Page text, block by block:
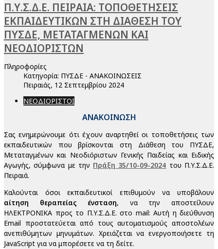
Π.Υ.Σ.Δ.Ε. ΠΕΙΡΑΙΑ: ΤΟΠΟΘΕΤΗΣΕΙΣ
ΕΚΠΑΙΔΕΥΤΙΚΩΝ ΣΤΗ ΔΙΑΘΕΣΗ ΤΟΥ
ΠΥΣΔΕ, ΜΕΤΑΤΑΓΜΕΝΩΝ ΚΑΙ
ΝΕΟΔΙΟΡΙΣΤΩΝ
Πληροφορίες
Κατηγορία: ΠΥΣΔΕ - ΑΝΑΚΟΙΝΩΣΕΙΣ
Πειραιάς, 12 Σεπτεμβρίου 2024
ΝΕΟΔΙΟΡΙΣΤΟΙ
ΑΝΑΚΟΙΝΩΣΗ
Σας ενημερώνουμε ότι έχουν αναρτηθεί οι τοποθετήσεις των
εκπαιδευτικών που βρίσκονται στη Διάθεση του ΠΥΣΔΕ,
Μεταταγμένων και Νεοδιόριστων Γενικής Παιδείας και Ειδικής
Αγωγής, σύμφωνα με την Πράξη 35/10-09-2024 του Π.Υ.Σ.Δ.Ε.
Πειραιά.
Καλούνται όσοι εκπαιδευτικοί επιθυμούν να υποβάλoυν
αίτηση θεραπείας ένσταση, να την αποστείλουν
ΗΛΕΚΤΡΟΝΙΚΑ προς το Π.Υ.Σ.Δ.Ε. στο mail: Αυτή η διεύθυνση
Email προστατεύεται από τους αυτοματισμούς αποστολέων
ανεπιθύμητων μηνυμάτων. Χρειάζεται να ενεργοποιήσετε τη
JavaScript για να μπορέσετε να τη δείτε.